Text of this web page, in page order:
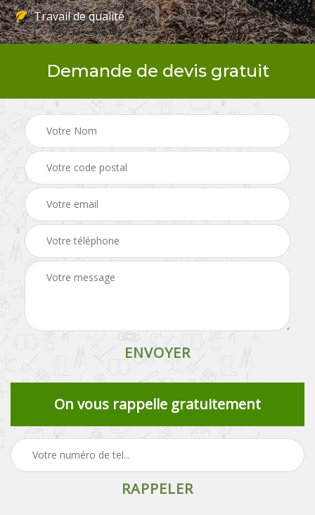
Travail de qualité
Demande de devis gratuit
On vous rappelle gratuitement